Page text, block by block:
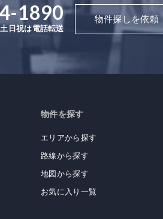
1890
日祝は電話転送
物件探しを依頼
物件を探す
エリアから探す
路線から探す
地図から探す
お気に入り一覧